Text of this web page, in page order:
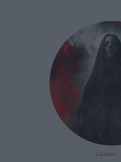
ΔΙΕΘΝΗ